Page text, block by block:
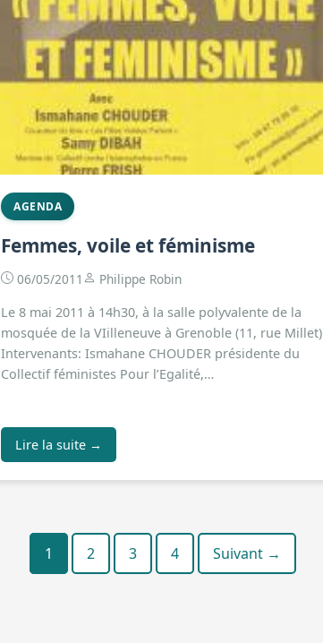
AGENDA
Femmes, voile et féminisme
06/05/2011
Philippe Robin
Le 8 mai 2011 à 14h30, à la salle polyvalente de la
mosquée de la VIilleneuve à Grenoble (11, rue Millet)
Intervenants: Ismahane CHOUDER présidente du
Collectif féministes Pour l’Egalité,…
Lire la suite →
Pagination
1 2 3 4 Suivant →